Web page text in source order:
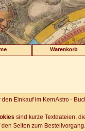
Warenkorb
den Einkauf im KernAstro -
sind kurze Textdateien,
den Seiten zum Bestellvorgang.